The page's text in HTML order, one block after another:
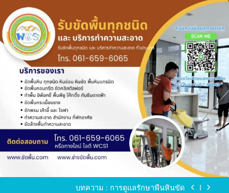
to
content
ขัดพื้นหินขัด อบต.แหลมบัวนครปฐม
ขัดพื้นหินอ่อน โทร.0616596065 ไลน์ WCS1
บทความ : การดูแลรักษาพื้นหินขัด